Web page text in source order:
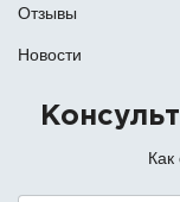
Отзывы
Новости
Как